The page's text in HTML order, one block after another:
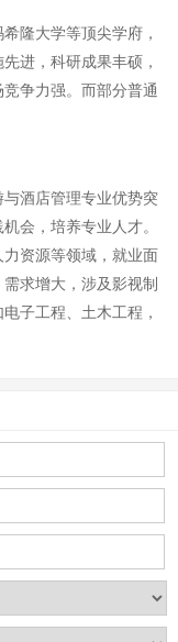
隆大学等顶尖学府，
进，科研成果丰硕，
争力强。而部分普通
酒店管理专业优势突
会，培养专业人才。
资源等领域，就业面
求增大，涉及影视制
子工程、土木工程，